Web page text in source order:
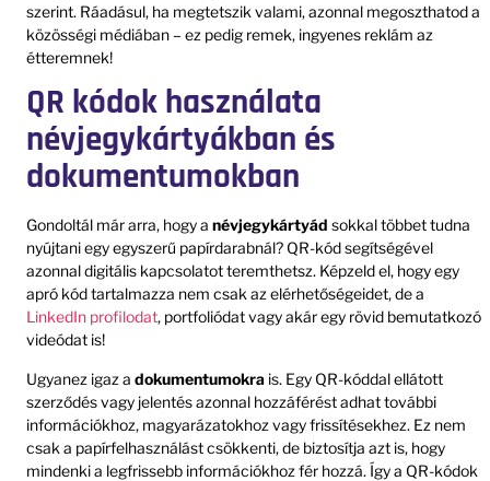
szerint. Ráadásul, ha megtetszik valami, azonnal megoszthatod a
közösségi médiában – ez pedig remek, ingyenes reklám az
étteremnek!
QR kódok használata
névjegykártyákban és
dokumentumokban
Gondoltál már arra, hogy a névjegykártyád sokkal többet tudna
nyújtani egy egyszerű papírdarabnál? QR-kód segítségével
azonnal digitális kapcsolatot teremthetsz. Képzeld el, hogy egy
apró kód tartalmazza nem csak az elérhetőségeidet, de a
LinkedIn profilodat, portfoliódat vagy akár egy rövid bemutatkozó
videódat is!
Ugyanez igaz a dokumentumokra is. Egy QR-kóddal ellátott
szerződés vagy jelentés azonnal hozzáférést adhat további
információkhoz, magyarázatokhoz vagy frissítésekhez. Ez nem
csak a papírfelhasználást csökkenti, de biztosítja azt is, hogy
mindenki a legfrissebb információkhoz fér hozzá. Így a QR-kódok